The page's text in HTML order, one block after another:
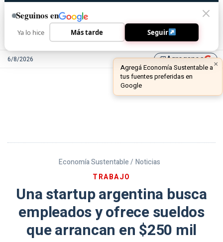
6/8/2026 library_addAgreganos
Economía Sustentable / Noticias
TRABAJO
Una startup argentina busca
empleados y ofrece sueldos
que arrancan en $250 mil
Seguinos en
Ya lo hice Más tarde Seguir